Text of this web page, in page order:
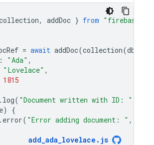
, addDoc } from "firebase/
= await addDoc(collection(db
: "Ada" ,
"Lovelace" ,
1815
. log( "Document written with ID: "
e)
{
. error( "Error adding document: " ,
add_ada_lovelace . js